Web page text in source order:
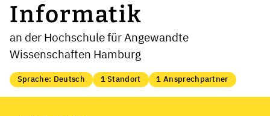
Informatik
an der Hochschule für Angewandte
Wissenschaften Hamburg
Sprache: Deutsch 1 Standort 1 Ansprechpartner